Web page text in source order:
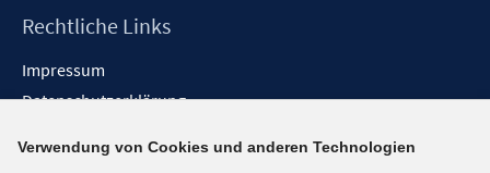
Rechtliche Links
Impressum
Datenschutzerklärung
Barrieren melden
Verwendung von Cookies und anderen Technologien